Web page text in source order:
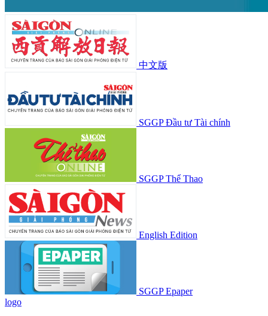
中文版
SGGP Đầu tư Tài chính
SGGP Thể Thao
English Edition
SGGP Epaper
logo